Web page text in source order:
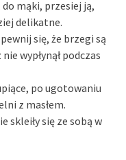
do mąki, przesiej ją,
delikatne.
się, że brzegi są
wypłynął podczas
po ugotowaniu
z masłem.
skleiły się ze sobą w